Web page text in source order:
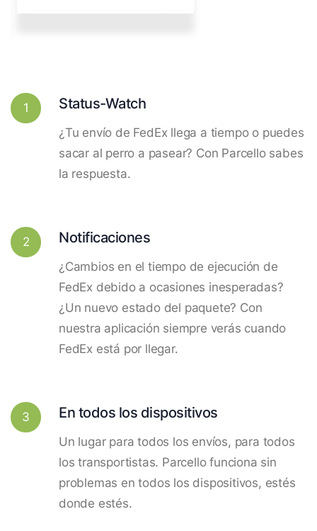
1 Status-Watch
¿Tu envío de FedEx llega a tiempo o puedes
sacar al perro a pasear? Con Parcello sabes
la respuesta.
2 Notificaciones
¿Cambios en el tiempo de ejecución de
FedEx debido a ocasiones inesperadas?
¿Un nuevo estado del paquete? Con
nuestra aplicación siempre verás cuando
FedEx está por llegar.
3 En todos los dispositivos
Un lugar para todos los envíos, para todos
los transportistas. Parcello funciona sin
problemas en todos los dispositivos, estés
donde estés.